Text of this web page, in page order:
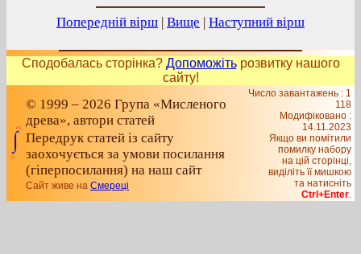
Попередній вірш | Вище | Наступний вірш
Сподобалась сторінка? Допоможітьрозвитку нашого
сайту!
© 1999 – 2026 Група «Мисленого
древа», автори статей
Передрук статей із сайту
заохочується за умови посилання
(гіперпосилання) на наш сайт
Сайт живе на Смереці
Число завантажень : 1
118
Модифіковано :
14.11.2023
Якщо ви помітили
помилку набору
на цiй сторiнцi,
видiлiть її мишкою
та натисніть
Ctrl+Enter.